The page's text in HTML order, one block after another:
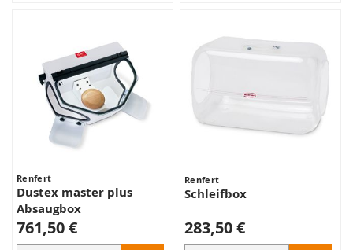
Renfert
Dustex master plus
Absaugbox
761,50 €
Renfert
Schleifbox
283,50 €